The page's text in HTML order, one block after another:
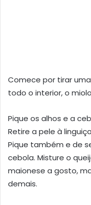
Comece por tirar
todo o interior, o
Pique os alhos e a
Retire a pele à
Pique também e de
cebola. Misture o
maionese a gosto,
demais.